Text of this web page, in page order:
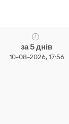
за 5 днів
10-08-2026, 17:56